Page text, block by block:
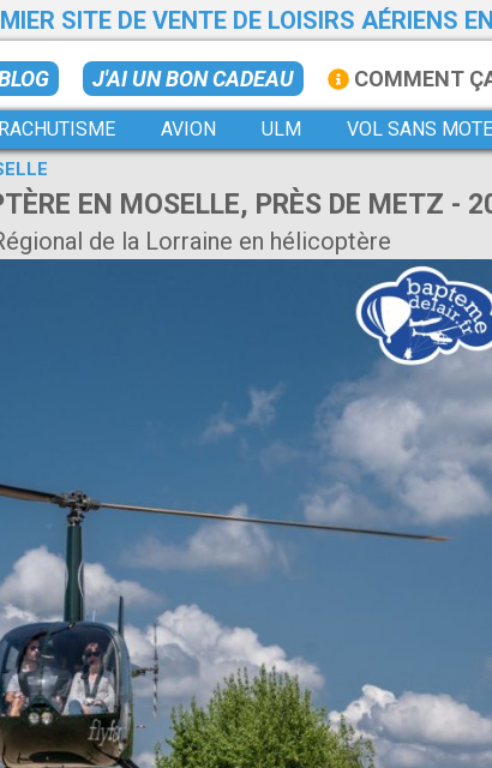
SITE DE VENTE DE LOISIRS AÉRIENS
J'AI UN BON CADEAU COMMENT
AVION ULM VOL SANS
EN MOSELLE, PRÈS DE METZ -
de la Lorraine en hélicoptère